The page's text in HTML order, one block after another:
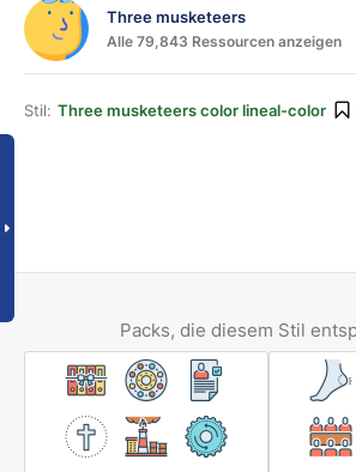
Three musketeers
Alle 79,843 Ressourcen anzeigen
Stil: Three musketeers color lineal-color
Packs, die diesem Stil